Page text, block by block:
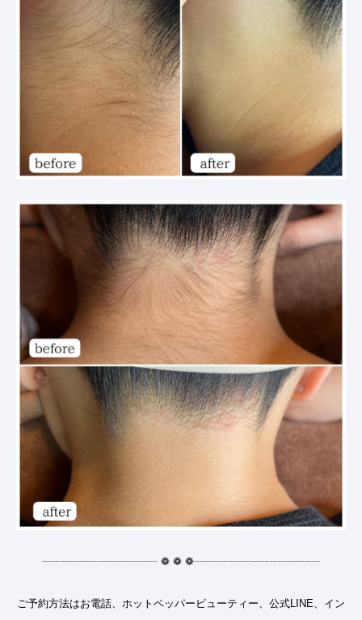
┈┈┈┈┈┈┈┈┈┈┈ ❁ ❁ ❁┈┈┈┈┈┈┈┈┈┈┈┈
ご予約方法はお電話、ホットペッパービューティー、公式LINE、イン